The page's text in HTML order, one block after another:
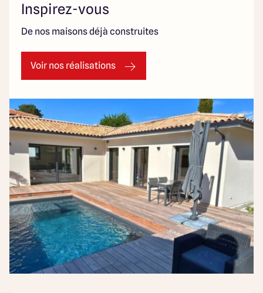
Inspirez-vous
De nos maisons déjà construites
Voir nos réalisations